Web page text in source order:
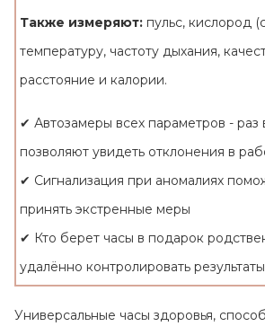
Также измеряют: пульс, кислород
температуру, частоту дыхания,
расстояние и калории.
✔ Автозамеры всех параметров - раз
позволяют увидеть отклонения в
✔ Сигнализация при аномалиях
принять экстренные меры
✔ Кто берет часы в подарок
удалённо контролировать
Универсальные часы здоровья,